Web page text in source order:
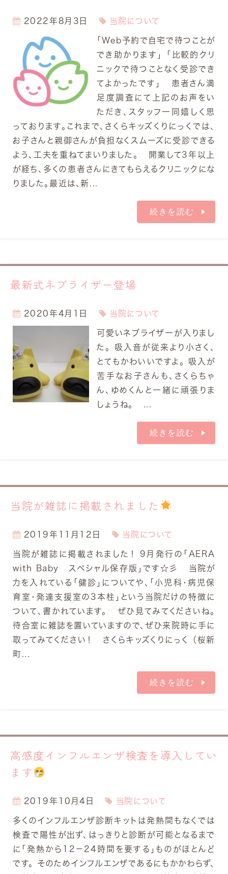
2022年8月3日 当院について
「Web予約で自宅で待つことが
でき助かります」 「比較的クリ
ニックで待つことなく受診でき
てよかったです」 患者さん満
足度調査にて上記のお声をい
ただき、スタッフ一同嬉しく思
っております。これまで、さくらキッズくりにっくでは、
お子さんと親御さんが負担なくスムーズに受診できる
よう、工夫を重ねてまいりました。 開業して3年以上
が経ち、多くの患者さんにきてもらえるクリニックにな
りました。最近は、新...
続きを読む
最新式ネブライザー登場
2020年4月1日 当院について
可愛いネブライザーが入りまし
た。 吸入音が従来より小さく、
とてもかわいいですよ。 吸入が
苦手なお子さんも、さくらちゃ
ん、ゆめくんと一緒に頑張りま
しょうね。 ...
続きを読む
当院が雑誌に掲載されました
2019年11月12日 当院について
当院が雑誌に掲載されました！ 9月発行の「AERA
with Baby スペシャル保存版」です☆彡 当院が
力を入れている「健診」についてや、「小児科・病児保
育室・発達支援室の3本柱」という当院だけの特徴に
ついて、書かれています。 ぜひ見てみてくださいね。
待合室に雑誌を置いていますので、ぜひ来院時に手に
取ってみてください！ さくらキッズくりにっく （桜新
町...
続きを読む
高感度インフルエンザ検査を導入してい
ます
2019年10月4日 当院について
多くのインフルエンザ診断キットは発熱間もなくでは
検査で陽性が出ず、はっきりと診断が可能となるまで
に「発熱から12－24時間を要する」ものがほとんど
です。 そのためインフルエンザであるにもかかわらず、